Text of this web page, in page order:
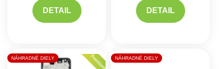
DETAIL DETAIL
NÁHRADNÉ DIELY NÁHRADNÉ DIELY